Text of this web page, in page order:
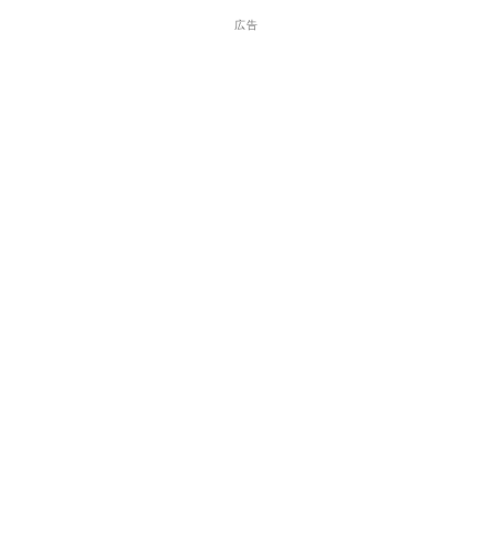
広告